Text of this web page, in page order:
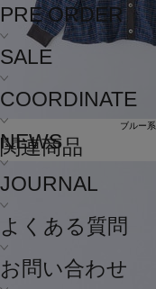
PRE ORDER
SALE
COORDINATE
NEWS
JOURNAL
よくある質問
お問い合わせ
ブルー
関連商品